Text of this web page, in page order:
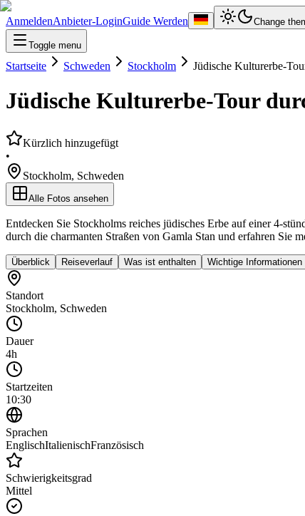
AnmeldenAnbieter-LoginGuide Werden Change
Toggle menu
Startseite Schweden Stockholm Jüdische Kulturerbe-
Jüdische Kulturerbe-Tour
Kürzlich hinzugefügt
•
Stockholm, Schweden
Alle Fotos ansehen
Entdecken Sie Stockholms reiches jüdisches Erbe auf einer 4-
durch die charmanten Straßen von Gamla Stan und erfahren Sie
Überblick Reiseverlauf Was ist enthalten Wichtige Informationen
Standort
Stockholm, Schweden
Dauer
4h
Startzeiten
10:30
Sprachen
EnglischItalienischFranzösisch
Schwierigkeitsgrad
Mittel